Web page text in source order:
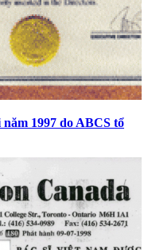
1997 do ABCS tổ